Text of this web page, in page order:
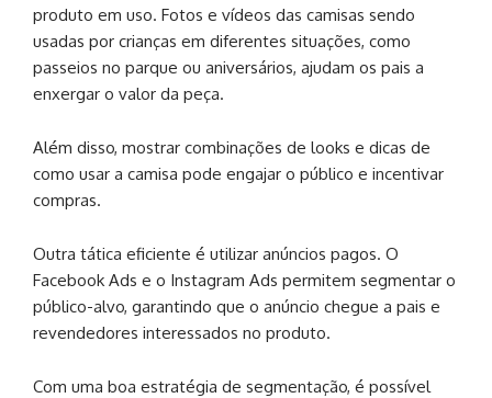
produto em uso. Fotos e vídeos das camisas sendo
usadas por crianças em diferentes situações, como
passeios no parque ou aniversários, ajudam os pais a
enxergar o valor da peça.
Além disso, mostrar combinações de looks e dicas de
como usar a camisa pode engajar o público e incentivar
compras.
Outra tática eficiente é utilizar anúncios pagos. O
Facebook Ads e o Instagram Ads permitem segmentar o
público-alvo, garantindo que o anúncio chegue a pais e
revendedores interessados no produto.
Com uma boa estratégia de segmentação, é possível